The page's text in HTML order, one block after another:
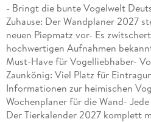
- Bringt die bunte Vogelwelt
Zuhause: Der Wandplaner 2027
neuen Piepmatz vor- Es
hochwertigen Aufnahmen
Must-Have für Vogelliebhaber-
Zaunkönig: Viel Platz für
Informationen zur heimischen
Wochenplaner für die Wand-
Der Tierkalender 2027 komplett